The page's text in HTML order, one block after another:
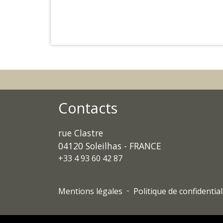
Contacts
rue Clastre
04120 Soleilhas - FRANCE
+33 4 93 60 42 87
Mentions légales - Politique de